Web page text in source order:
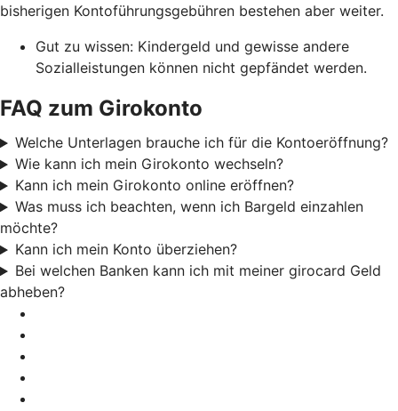
bisherigen Kontoführungsgebühren bestehen aber weiter.
Gut zu wissen: Kindergeld und gewisse andere
Sozialleistungen können nicht gepfändet werden.
FAQ zum Girokonto
Welche Unterlagen brauche ich für die Kontoeröffnung?
Wie kann ich mein Girokonto wechseln?
Kann ich mein Girokonto online eröffnen?
Was muss ich beachten, wenn ich Bargeld einzahlen
möchte?
Kann ich mein Konto überziehen?
Bei welchen Banken kann ich mit meiner girocard Geld
abheben?